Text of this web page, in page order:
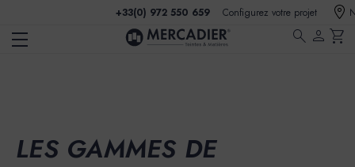
+33(0) 972 550 659 Configurez votre projet
search person shopping_cart
LES GAMMES DE